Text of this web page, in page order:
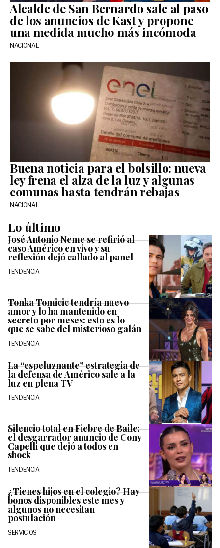
Alcalde de San Bernardo sale al paso
de los anuncios de Kast y propone
una medida mucho más incómoda
NACIONAL
Buena noticia para el bolsillo: nueva
ley frena el alza de la luz y algunas
comunas hasta tendrán rebajas
NACIONAL
Lo último
José Antonio Neme se refirió al
caso Américo en vivo y su
reflexión dejó callado al panel
TENDENCIA
Tonka Tomicic tendría nuevo
amor y lo ha mantenido en
secreto por meses: esto es lo
que se sabe del misterioso galán
TENDENCIA
La “espeluznante” estrategia de
la defensa de Américo sale a la
luz en plena TV
TENDENCIA
Silencio total en Fiebre de Baile:
el desgarrador anuncio de Cony
Capelli que dejó a todos en
shock
TENDENCIA
¿Tienes hijos en el colegio? Hay
bonos disponibles este mes y
algunos no necesitan
postulación
SERVICIOS